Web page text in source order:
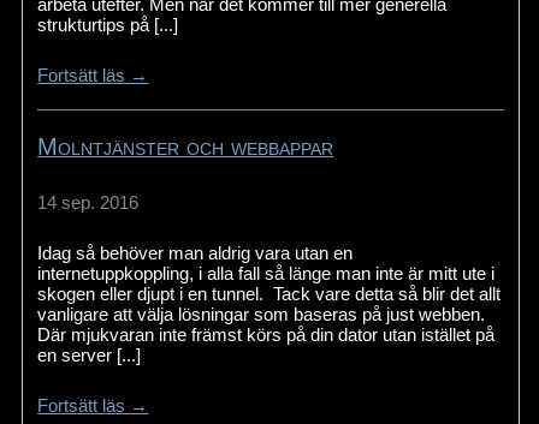
strukturtips på [...]
Fortsätt läs →
Molntjänster och webbappar
14 sep. 2016
Idag så behöver man aldrig vara utan en
internetuppkoppling, i alla fall så länge man inte är mitt ute i
skogen eller djupt i en tunnel. Tack vare detta så blir det allt
vanligare att välja lösningar som baseras på just webben.
Där mjukvaran inte främst körs på din dator utan istället på
en server [...]
Fortsätt läs →